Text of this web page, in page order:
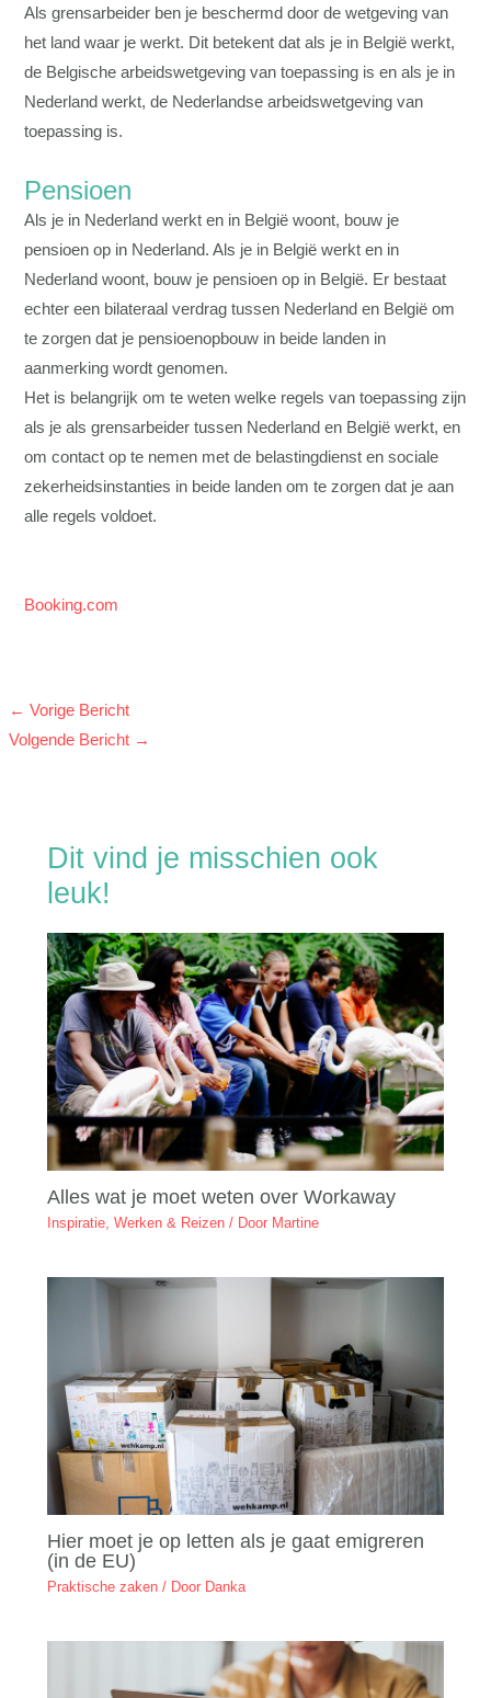
Als grensarbeider ben je beschermd door de wetgeving van
het land waar je werkt. Dit betekent dat als je in België werkt,
de Belgische arbeidswetgeving van toepassing is en als je in
Nederland werkt, de Nederlandse arbeidswetgeving van
toepassing is.
Pensioen
Als je in Nederland werkt en in België woont, bouw je
pensioen op in Nederland. Als je in België werkt en in
Nederland woont, bouw je pensioen op in België. Er bestaat
echter een bilateraal verdrag tussen Nederland en België om
te zorgen dat je pensioenopbouw in beide landen in
aanmerking wordt genomen.
Het is belangrijk om te weten welke regels van toepassing zijn
als je als grensarbeider tussen Nederland en België werkt, en
om contact op te nemen met de belastingdienst en sociale
zekerheidsinstanties in beide landen om te zorgen dat je aan
alle regels voldoet.
Booking.com
← Vorige Bericht
Volgende Bericht →
Dit vind je misschien ook
leuk!
Alles wat je moet weten over Workaway
Inspiratie, Werken & Reizen/ Door Martine
Hier moet je op letten als je gaat emigreren
(in de EU)
Praktische zaken/ Door Danka